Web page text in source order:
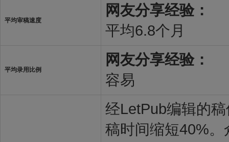
平均审稿速度
网友分享经验：
平均6.8个月
平均录用比例
网友分享经验：
容易
经LetPub编辑的
稿时间缩短40%